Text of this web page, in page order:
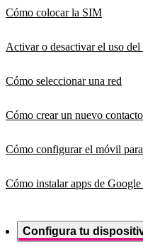
Cómo colocar la SIM
Activar o desactivar el uso
Cómo seleccionar una red
Cómo crear un nuevo contacto
Cómo configurar el móvil
Cómo instalar apps de
Configura tu